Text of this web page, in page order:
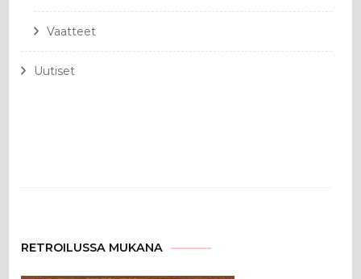
Vaatteet
Uutiset
RETROILUSSA MUKANA